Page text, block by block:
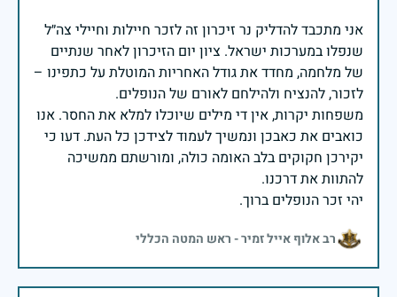
אני מתכבד להדליק נר זיכרון זה לזכר חיילות וחיילי צה״ל
שנפלו במערכות ישראל. ציון יום הזיכרון לאחר שנתיים
של מלחמה, מחדד את גודל האחריות המוטלת על כתפינו –
משפחות יקרות, אין די מילים שיוכלו למלא את החסר. אנו
כואבים את כאבכן ונמשיך לעמוד לצידכן כל העת. דעו כי
יקירכן חקוקים בלב האומה כולה, ומורשתם ממשיכה
יהי זכר הנופלים ברוך.
רב אלוף אייל זמיר - ראש המטה הכללי